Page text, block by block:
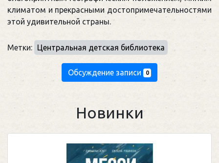
климатом и прекрасными достопримечательностями
этой удивительной страны.
Метки: Центральная детская библиотека
Обсуждение записи 0
Новинки